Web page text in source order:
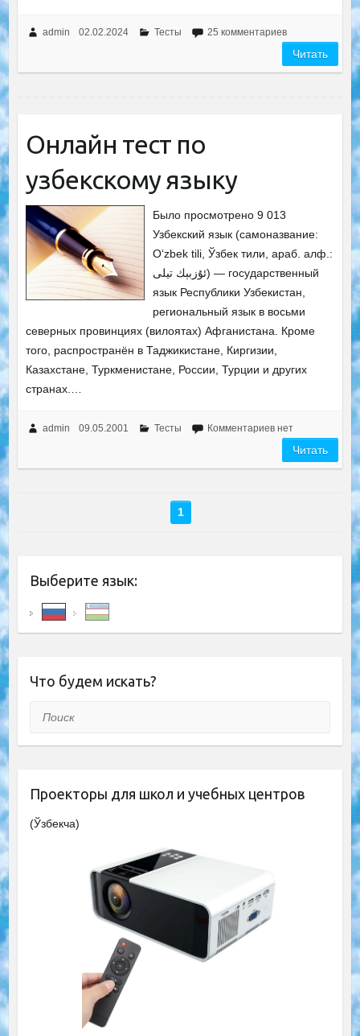
admin 02.02.2024 Тесты 25 комментариев
Читать
Онлайн тест по
узбекскому языку
Было просмотрено 9 013
Узбекский язык (самоназвание:
Оʻzbek tili, Ўзбек тили, араб. алф.:
ئۇزبېك تیلى) — государственный
язык Республики Узбекистан,
региональный язык в восьми
северных провинциях (вилоятах) Афганистана. Кроме
того, распространён в Таджикистане, Киргизии,
Казахстане, Туркменистане, России, Турции и других
странах.…
admin 09.05.2001 Тесты Комментариев нет
Читать
1
Выберите язык:
Что будем искать?
Поиск
Проекторы для школ и учебных центров
(Ўзбекча)